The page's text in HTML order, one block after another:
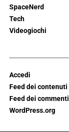
SpaceNerd
Tech
Videogiochi
Accedi
Feed dei contenuti
Feed dei commenti
WordPress.org